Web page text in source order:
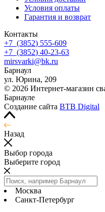
Условия оплаты
Гарантия и возврат
Контакты
+7 (3852) 555-609
+7 (3852) 40-23-63
mirsvarki@bk.ru
Барнаул
ул. Юрина, 209
© 2026 Интернет-магазин
Барнауле
Создание сайта BTB Digital
Назад
Выбор города
Выберите город
Москва
Санкт-Петербург